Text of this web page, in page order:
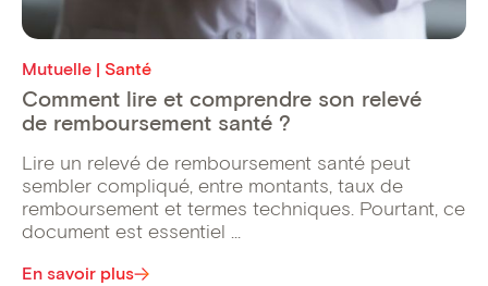
Mutuelle | Santé
Comment lire et comprendre son relevé
de remboursement santé ?
Lire un relevé de remboursement santé peut
sembler compliqué, entre montants, taux de
remboursement et termes techniques. Pourtant, ce
document est essentiel ...
En savoir plus